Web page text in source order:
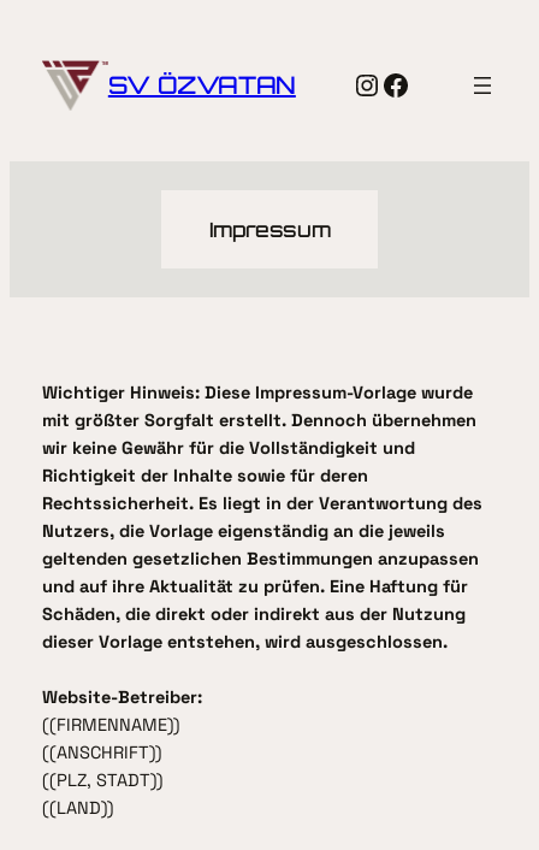
springen
SV ÖZVATAN Instagram
Facebook
Impressum
Wichtiger Hinweis: Diese Impressum-Vorlage wurde
mit größter Sorgfalt erstellt. Dennoch übernehmen
wir keine Gewähr für die Vollständigkeit und
Richtigkeit der Inhalte sowie für deren
Rechtssicherheit. Es liegt in der Verantwortung des
Nutzers, die Vorlage eigenständig an die jeweils
geltenden gesetzlichen Bestimmungen anzupassen
und auf ihre Aktualität zu prüfen. Eine Haftung für
Schäden, die direkt oder indirekt aus der Nutzung
dieser Vorlage entstehen, wird ausgeschlossen.
Website-Betreiber:
((FIRMENNAME))
((ANSCHRIFT))
((PLZ, STADT))
((LAND))